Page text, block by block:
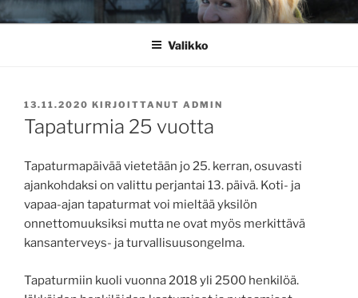
sisältöönRIIKKA TAINA
Sydämellä mukana
Valikko
JULKAISTU
13.11.2020 KIRJOITTANUT ADMIN
Tapaturmia 25 vuotta
Tapaturmapäivää vietetään jo 25. kerran, osuvasti
ajankohdaksi on valittu perjantai 13. päivä. Koti- ja
vapaa-ajan tapaturmat voi mieltää yksilön
onnettomuuksiksi mutta ne ovat myös merkittävä
kansanterveys- ja turvallisuusongelma.
Tapaturmiin kuoli vuonna 2018 yli 2500 henkilöä.